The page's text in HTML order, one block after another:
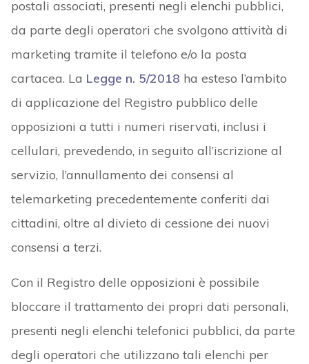
postali associati, presenti negli elenchi pubblici,
da parte degli operatori che svolgono attività di
marketing tramite il telefono e/o la posta
cartacea. La Legge n. 5/2018 ha esteso l’ambito
di applicazione del Registro pubblico delle
opposizioni a tutti i numeri riservati, inclusi i
cellulari, prevedendo, in seguito all’iscrizione al
servizio, l’annullamento dei consensi al
telemarketing precedentemente conferiti dai
cittadini, oltre al divieto di cessione dei nuovi
consensi a terzi.
Con il Registro delle opposizioni è possibile
bloccare il trattamento dei propri dati personali,
presenti negli elenchi telefonici pubblici, da parte
degli operatori che utilizzano tali elenchi per